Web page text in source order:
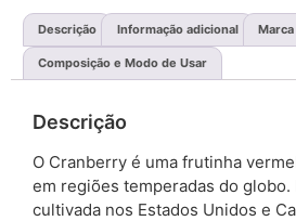
Descrição Informação adicional Marca
Composição e Modo de Usar
Descrição
O Cranberry é uma frutinha
em regiões temperadas do globo.
cultivada nos Estados Unidos e